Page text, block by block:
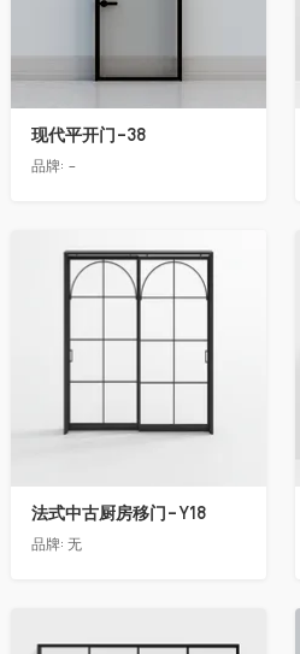
现代平开门-38
品牌: -
收藏
法式中古厨房移门-Y18
品牌: 无
收藏